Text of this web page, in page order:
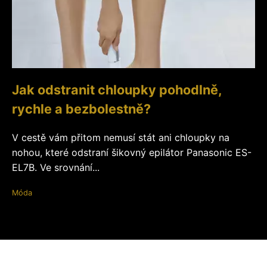
Jak odstranit chloupky pohodlně,
rychle a bezbolestně?
V cestě vám přitom nemusí stát ani chloupky na
nohou, které odstraní šikovný epilátor Panasonic ES-
EL7B. Ve srovnání...
Móda